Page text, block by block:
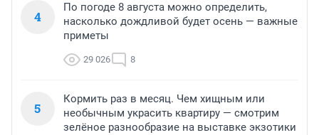
4
По погоде 8 августа можно определить,
насколько дождливой будет осень — важные
приметы
29 026 8
5
Кормить раз в месяц. Чем хищным или
необычным украсить квартиру — смотрим
зелёное разнообразие на выставке экзотики